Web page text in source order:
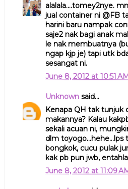
alalala....tomey2nye.
jual container ni @FB
harini baru nampak
saje2 nak bagi anak
le nak membuatnya
ngap kjp je) tapi utk
sesangat ni.
June 8, 2012 at 10:51
Unknownsaid...
Kenapa QH tak tunjuk
makannya? Kalau
sekali acuan ni,
dlm toyogo...hehe...lps
bongkok, cucu pulak
kak pb pun jwb,
June 8, 2012 at 11:09